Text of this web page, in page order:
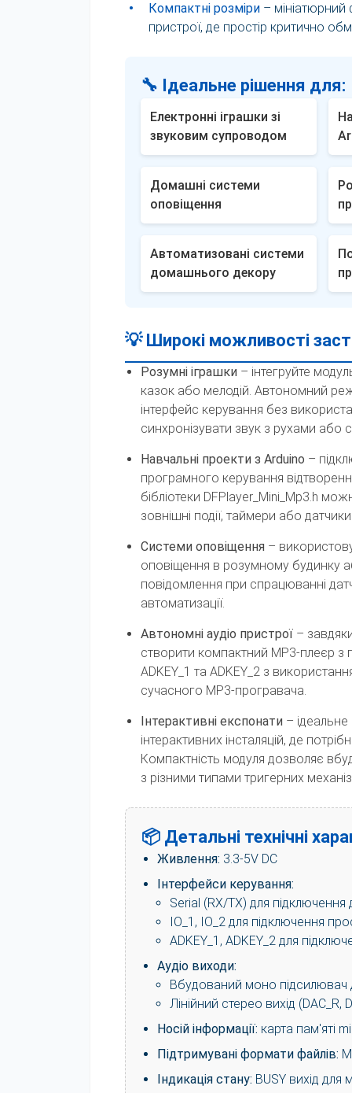
•
Компактні розміри – мініатюрний
пристрої, де простір критично
🔧 Ідеальне рішення для:
Електронні іграшки зі
звуковим супроводом
Домашні системи
оповіщення
Автоматизовані системи
домашнього декору
💡 Широкі можливості
Розумні іграшки – інтегруйте
казок або мелодій. Автономний
інтерфейс керування без
синхронізувати звук з рухами або
Навчальні проекти з Arduino –
програмного керування
бібліотеки DFPlayer_Mini_Mp3.h
зовнішні події, таймери або
Системи оповіщення –
оповіщення в розумному будинку
повідомлення при спрацюванні
автоматизації.
Автономні аудіо пристрої –
створити компактний MP3-плеєр з
ADKEY_1 та ADKEY_2 з
сучасного MP3-програвача.
Інтерактивні експонати –
інтерактивних інсталяцій, де
Компактність модуля дозволяє
з різними типами тригерних
📦 Детальні технічні
Живлення: 3.3-5V DC
Інтерфейси керування:
Serial (RX/TX) для підключення
IO_1, IO_2 для підключення
ADKEY_1, ADKEY_2 для
Аудіо виходи:
Вбудований моно підсилювач
Лінійний стерео вихід
Носій інформації: карта пам'яті
Підтримувані формати файлів:
Індикація стану: BUSY вихід для